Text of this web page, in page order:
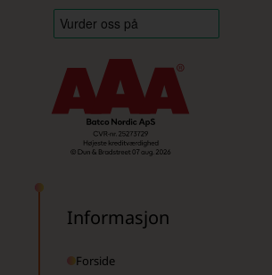
Informasjon
Forside